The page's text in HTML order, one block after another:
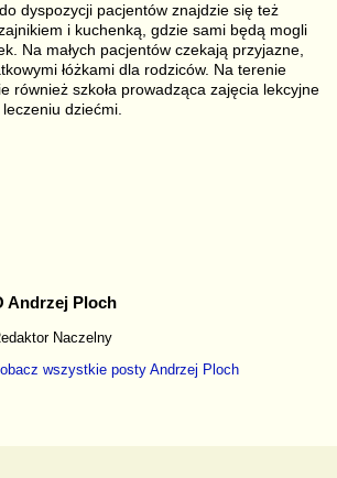
dyspozycji pacjentów znajdzie się też
i kuchenką, gdzie sami będą mogli
Na małych pacjentów czekają przyjazne,
łóżkami dla rodziców. Na terenie
również szkoła prowadząca zajęcia lekcyjne
dziećmi.
Andrzej Ploch
Naczelny
wszystkie postyAndrzej Ploch